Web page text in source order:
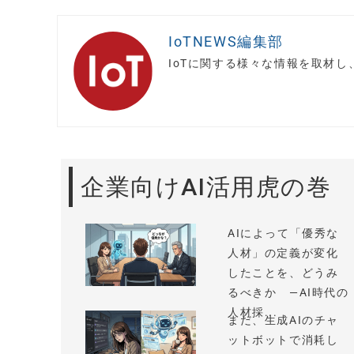
IoTNEWS編集部
IoTに関する様々な情報を取材し
企業向けAI活用虎の巻
AIによって「優秀な
人材」の定義が変化
したことを、どうみ
るべきか —AI時代の
人材採...
まだ、生成AIのチャ
ットボットで消耗し